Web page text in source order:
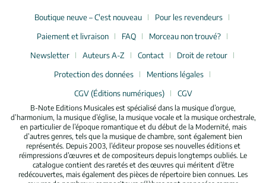
Boutique neuve – C'est nouveau
Pour les revendeurs
Paiement et livraison
FAQ
Morceau non trouvé?
Newsletter
Auteurs A-Z Contact
Droit de retour
Protection des données
Mentions légales
CGV (Éditions numériques)
CGV
B-Note Editions Musicales est spécialisé dans la musique d’orgue,
d’harmonium, la musique d’église, la musique vocale et la musique orchestrale,
en particulier de l’époque romantique et du début de la Modernité, mais
d’autres genres, tels que la musique de chambre, sont également bien
représentés. Depuis 2003, l’éditeur propose ses nouvelles éditions et
réimpressions d’œuvres et de compositeurs depuis longtemps oubliés. Le
catalogue contient des raretés et des œuvres qui méritent d’être
redécouvertes, mais également des pièces de répertoire bien connues. Les